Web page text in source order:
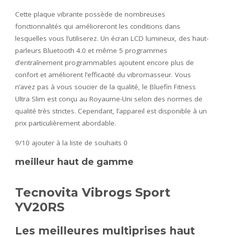
Cette plaque vibrante possède de nombreuses
fonctionnalités qui amélioreront les conditions dans
lesquelles vous l’utiliserez. Un écran LCD lumineux, des haut-
parleurs Bluetooth 4.0 et même 5 programmes
d’entraînement programmables ajoutent encore plus de
confort et améliorent l’efficacité du vibromasseur. Vous
n’avez pas à vous soucier de la qualité, le Bluefin Fitness
Ultra Slim est conçu au Royaume-Uni selon des normes de
qualité très strictes. Cependant, l’appareil est disponible à un
prix particulièrement abordable.
9/10 ajouter à la liste de souhaits 0
meilleur haut de gamme
Tecnovita Vibrogs Sport
YV20RS
Les meilleures multiprises haut